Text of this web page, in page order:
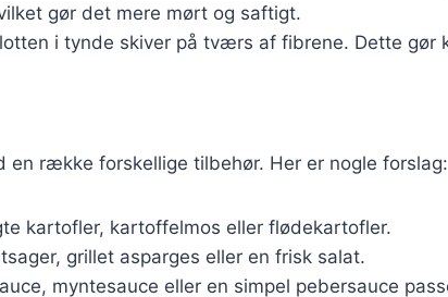
gør det mere mørt og saftigt.
i tynde skiver på tværs af fibrene. Dette gør
en række forskellige tilbehør. Her er nogle forslag:
kartofler, kartoffelmos eller flødekartofler.
grillet asparges eller en frisk salat.
myntesauce eller en simpel pebersauce